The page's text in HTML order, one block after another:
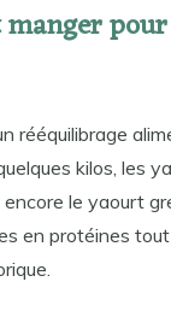
rééquilibrage
kilos, les
le yaourt
en protéines